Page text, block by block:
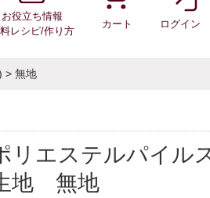
お役立ち情報
レシピ/作り方
カート ログイン
> 無地
リエステルパイル
地 無地